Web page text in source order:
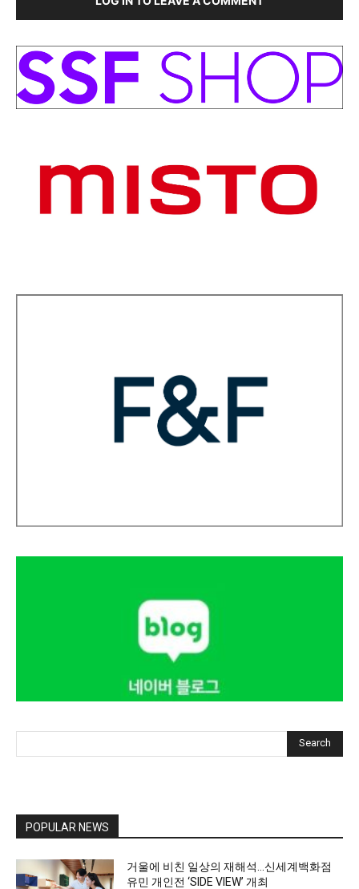
Search
POPULAR NEWS
거울에 비친 일상의 재해석…신세계백화점
유민 개인전 ‘SIDE VIEW’ 개최